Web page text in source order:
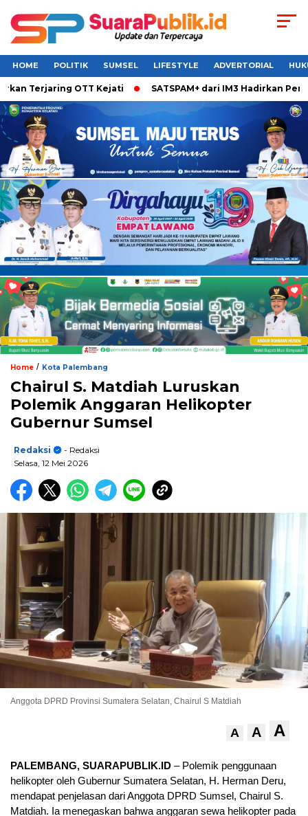
HOME POLITIK SUMSEL LIFESTYLE ADVERTORIAL
OTT Kejati SATSPAM+ dari IM3 Hadirkan
Home / Kota Palembang
Chairul S. Matdiah Luruskan
Polemik Anggaran Helikopter
Gubernur Sumsel
Redaksi
- Redaksi
Selasa, 12 Mei 2026
Anggota DPRD Provinsi Sumatera Selatan, Chairul S Matdiah
A A A
PALEMBANG, SUARAPUBLIK.ID – Polemik penggunaan
helikopter oleh Gubernur Sumatera Selatan, H. Herman Deru,
mendapat penjelasan dari Anggota DPRD Sumsel, Chairul S.
Matdiah. Ia menegaskan bahwa anggaran sewa helikopter pada